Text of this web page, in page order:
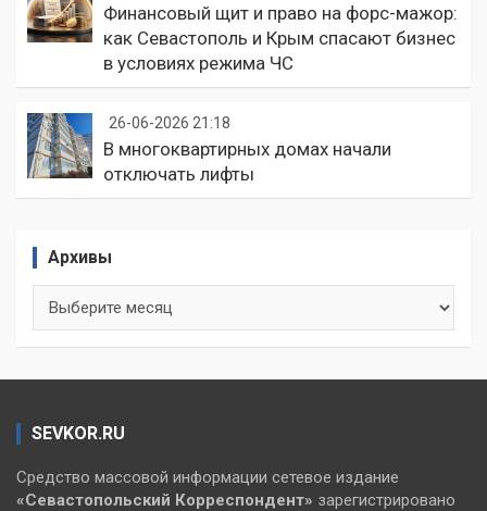
Финансовый щит и право на форс-мажор:
как Севастополь и Крым спасают бизнес
в условиях режима ЧС
26-06-2026 21:18
В многоквартирных домах начали
отключать лифты
Архивы
SEVKOR.RU
Средство массовой информации сетевое издание
«Севастопольский Корреспондент» зарегистрировано